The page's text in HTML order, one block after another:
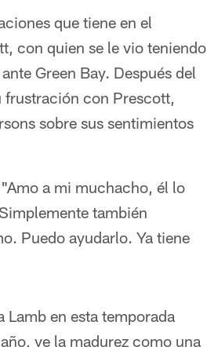
que tiene en el
con quien se le vio teniendo
Green Bay. Después del
frustración con Prescott,
sobre sus sentimientos
a mi muchacho, él lo
también
Puedo ayudarlo. Ya tiene
Lamb en esta temporada
ve la madurez como una